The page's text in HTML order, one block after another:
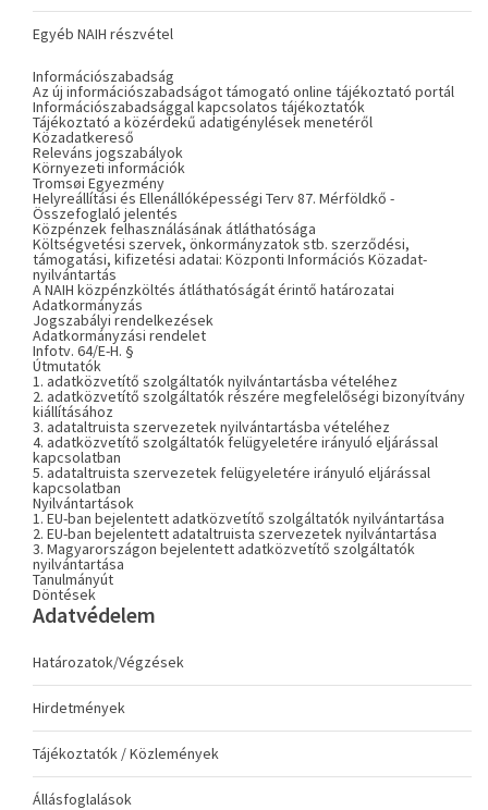
Egyéb NAIH részvétel
Információszabadság
Az új információszabadságot támogató online tájékoztató portál
Információszabadsággal kapcsolatos tájékoztatók
Tájékoztató a közérdekű adatigénylések menetéről
Közadatkereső
Releváns jogszabályok
Környezeti információk
Tromsøi Egyezmény
Helyreállítási és Ellenállóképességi Terv 87. Mérföldkő -
Összefoglaló jelentés
Közpénzek felhasználásának átláthatósága
Költségvetési szervek, önkormányzatok stb. szerződési,
támogatási, kifizetési adatai: Központi Információs Közadat-
nyilvántartás
A NAIH közpénzköltés átláthatóságát érintő határozatai
Adatkormányzás
Jogszabályi rendelkezések
Adatkormányzási rendelet
Infotv. 64/E-H. §
Útmutatók
1. adatközvetítő szolgáltatók nyilvántartásba vételéhez
2. adatközvetítő szolgáltatók részére megfelelőségi bizonyítvány
kiállításához
3. adataltruista szervezetek nyilvántartásba vételéhez
4. adatközvetítő szolgáltatók felügyeletére irányuló eljárással
kapcsolatban
5. adataltruista szervezetek felügyeletére irányuló eljárással
kapcsolatban
Nyilvántartások
1. EU-ban bejelentett adatközvetítő szolgáltatók nyilvántartása
2. EU-ban bejelentett adataltruista szervezetek nyilvántartása
3. Magyarországon bejelentett adatközvetítő szolgáltatók
nyilvántartása
Tanulmányút
Döntések
Adatvédelem
Határozatok/Végzések
Hirdetmények
Tájékoztatók / Közlemények
Állásfoglalások